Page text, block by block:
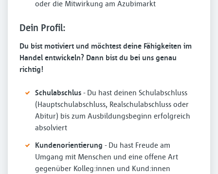
oder die Mitwirkung am Azubimarkt
Dein Profil:
Du bist motiviert und möchtest deine Fähigkeiten im
Handel entwickeln? Dann bist du bei uns genau
richtig!
Schulabschlus - Du hast deinen Schulabschluss
(Hauptschulabschluss, Realschulabschluss oder
Abitur) bis zum Ausbildungsbeginn erfolgreich
absolviert
Kundenorientierung - Du hast Freude am
Umgang mit Menschen und eine offene Art
gegenüber Kolleg:innen und Kund:innen